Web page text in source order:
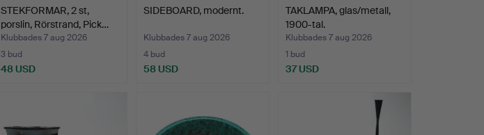
STEKFORMAR, 2 st,
porslin, Rörstrand, Pick…
Klubbades 7 aug 2026
3 bud
48 USD
SIDEBOARD, modernt.
Klubbades 7 aug 2026
4 bud
58 USD
TAKLAMPA, glas/metall,
1900-tal.
Klubbades 7 aug 2026
1 bud
37 USD